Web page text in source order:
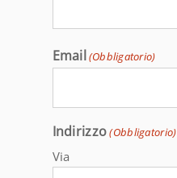
Email(Obbligatorio)
Indirizzo(Obbligatorio)
Via